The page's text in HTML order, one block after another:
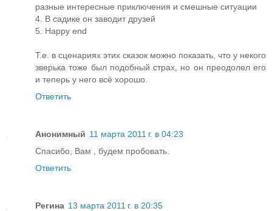
разные интересные приключения и смешные ситуации
4. В садике он заводит друзей
5. Happy end
Т.е. в сценариях этих сказок можно показать, что у некого
зверька тоже был подобный страх, но он преодолел его
и теперь у него всё хорошо.
Ответить
Анонимный 11 марта 2011 г. в 04:23
Спасибо, Вам , будем пробовать.
Ответить
Регина 13 марта 2011 г. в 20:35